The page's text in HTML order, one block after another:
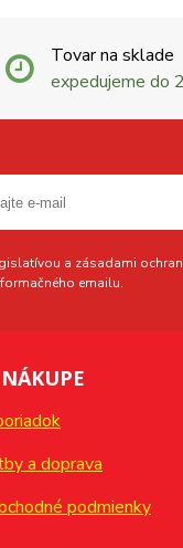
Tovar na sklade
expedujeme do
a zásadami
emailu.
a doprava
podmienky